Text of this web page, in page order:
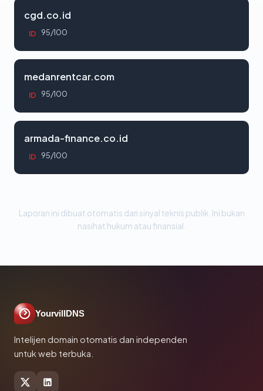
cgd.co.id
ID 95/100
medanrentcar.com
ID 95/100
armada-finance.co.id
ID 95/100
Laporan ini dibuat otomatis dari sinyal teknis publik. Ini bukan
nasihat hukum atau finansial.
YourvillDNS
Intelijen domain otomatis dan independen
untuk web terbuka.